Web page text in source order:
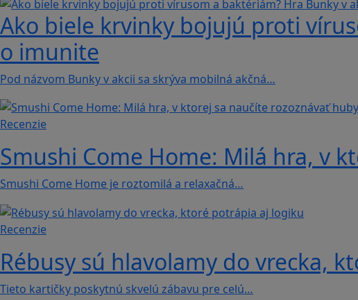
Ako biele krvinky bojujú proti
o imunite
Pod názvom Bunky v akcii sa skrýva mobilná akčná…
Recenzie
Smushi Come Home: Milá hra, v
Smushi Come Home je roztomilá a relaxačná…
Recenzie
Rébusy sú hlavolamy do vrecka,
Tieto kartičky poskytnú skvelú zábavu pre celú…